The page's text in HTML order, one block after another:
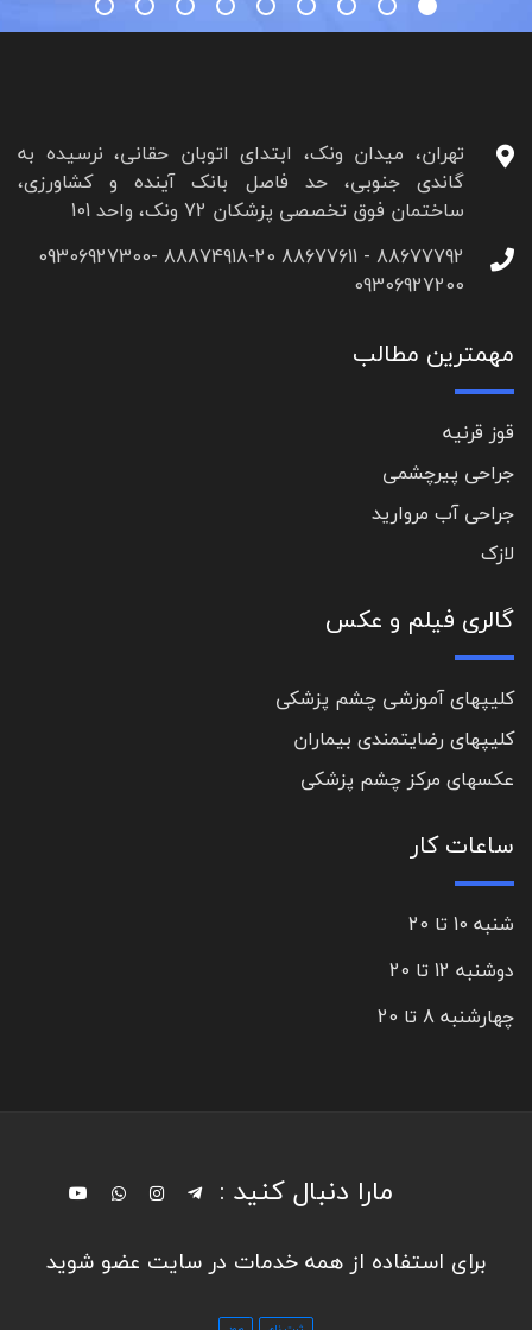
تهران، میدان ونک، ابتدای اتوبان حقانی، نرسیده به
گاندی جنوبی، حد فاصل بانک آینده و کشاورزی،
ساختمان فوق تخصصی پزشکان 72 ونک، واحد 101
88677792 - 88677611 88874918-20 09306927300-
09306927200
مهمترین مطالب
قوز قرنیه
جراحی پیرچشمی
جراحی آب مروارید
لازک
گالری فیلم و عکس
کلیپهای آموزشی چشم پزشکی
کلیپهای رضایتمندی بیماران
عکسهای مرکز چشم پزشکی
ساعات کار
شنبه 10 تا 20
دوشنبه 12 تا 20
چهارشنبه 8 تا 20
مارا دنبال کنید :
برای استفاده از همه خدمات در سایت عضو شوید